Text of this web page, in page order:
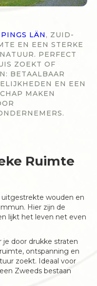
LÄN , ZUID-
EN EEN STERKE
PERFECT
ZOEKT OF
BETAALBAAR
EN EEN
MAKEN
Ruimte
wouden en
Hier zijn de
lijkt het leven net even
je door drukke straten
ontspanning en
zoekt. Ideaal voor
Zweeds bestaan